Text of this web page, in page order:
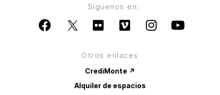
Síguenos en:
Otros enlaces
CrediMonte ↗
Alquiler de espacios